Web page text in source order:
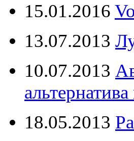
15.01.2016
13.07.2013
10.07.2013
18.05.2013